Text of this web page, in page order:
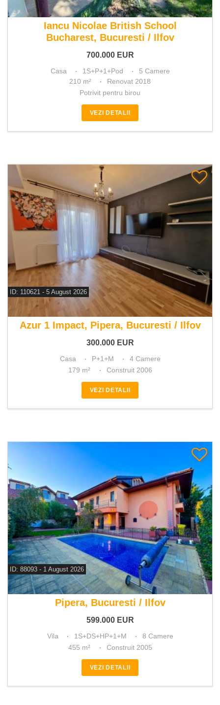
De vanzare casa 5 camere
Iancu Nicolae British School
Bucharest, Bucuresti / Ilfov
700.000 EUR
Casa 1S+P+1+Pod
5 Camere
210 m²
Renovat 2018
Potrivit pentru birou
VEZI DETALII
ID: 110621 - 5 August 2026
De vanzare casa 4 camere
Azur 1 Impact, Pipera, Bucuresti / Ilfov
300.000 EUR
Casa P+1+M
4 Camere
179 m²
Construit 2006
VEZI DETALII
ID: 88093 - 1 August 2026
De vanzare vila 8 camere
Pipera, Bucuresti / Ilfov
599.000 EUR
Vila 1S+DS+HP+1+M
8 Camere
455 m²
Construit 2005
VEZI DETALII